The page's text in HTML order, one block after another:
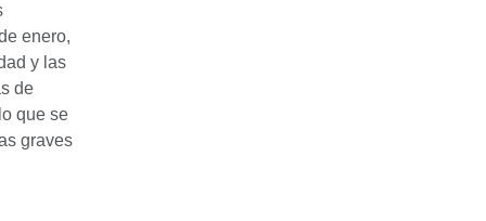
enero,
y las
de
que se
graves